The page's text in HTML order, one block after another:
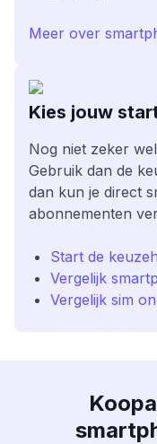
Meer over
Kies jouw
Nog niet zeker
Gebruik dan de
dan kun je direct
abonnementen
Start de
Vergelijk
Vergelijk sim